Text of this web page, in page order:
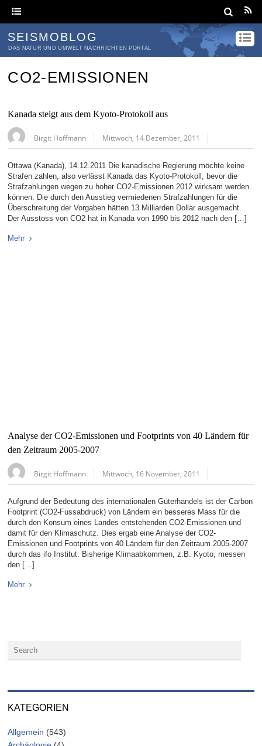
SEISMOBLOG
DAS NATUR UND UMWELT NACHRICHTEN PORTAL
CO2-EMISSIONEN
Kanada steigt aus dem Kyoto-Protokoll aus
Birgit Hoffmann Mittwoch, 14 Dezember, 2011
Ottawa (Kanada), 14.12.2011 Die kanadische Regierung möchte keine
Strafen zahlen, also verlässt Kanada das Kyoto-Protokoll, bevor die
Strafzahlungen wegen zu hoher CO2-Emissionen 2012 wirksam werden
können. Die durch den Ausstieg vermiedenen Strafzahlungen für die
Überschreitung der Vorgaben hätten 13 Milliarden Dollar ausgemacht.
Der Ausstoss von CO2 hat in Kanada von 1990 bis 2012 nach den […]
Mehr
Analyse der CO2-Emissionen und Footprints von 40 Ländern für
den Zeitraum 2005-2007
Birgit Hoffmann Mittwoch, 16 November, 2011
Aufgrund der Bedeutung des internationalen Güterhandels ist der Carbon
Footprint (CO2-Fussabdruck) von Ländern ein besseres Mass für die
durch den Konsum eines Landes entstehenden CO2-Emissionen und
damit für den Klimaschutz. Dies ergab eine Analyse der CO2-
Emissionen und Footprints von 40 Ländern für den Zeitraum 2005-2007
durch das ifo Institut. Bisherige Klimaabkommen, z.B. Kyoto, messen
den […]
Mehr
KATEGORIEN
Allgemein (543)